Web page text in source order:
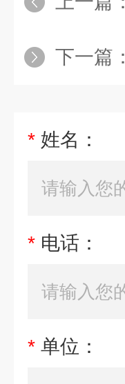
下一篇：
* 姓名：
* 电话：
* 单位：